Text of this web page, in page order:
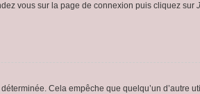
vous sur la page de connexion puis cliquez sur
Cela empêche que quelqu’un d’autre